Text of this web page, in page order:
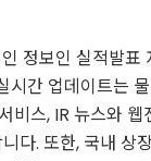
정보인 실적발표
시간 업데이트는
비스, IR 뉴스와 웹
다. 또한, 국내 상